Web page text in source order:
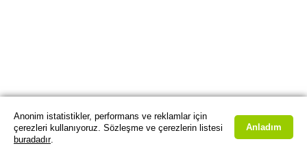
Anonim istatistikler, performans ve reklamlar için
çerezleri kullanıyoruz. Sözleşme ve çerezlerin listesi
buradadır.
Anladım